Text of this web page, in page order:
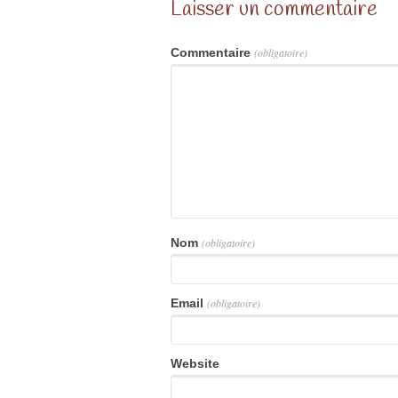
Laisser un commentaire
Commentaire (obligatoire)
Nom (obligatoire)
Email (obligatoire)
Website